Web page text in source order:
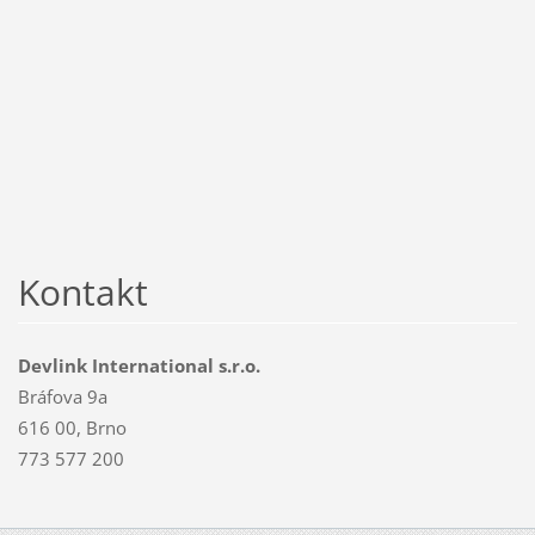
Kontakt
Devlink International s.r.o.
Bráfova 9a
616 00, Brno
773 577 200